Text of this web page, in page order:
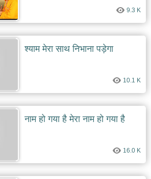
9.3 K
श्याम मेरा साथ निभाना पड़ेगा
10.1 K
नाम हो गया है मेरा नाम हो गया है
16.0 K